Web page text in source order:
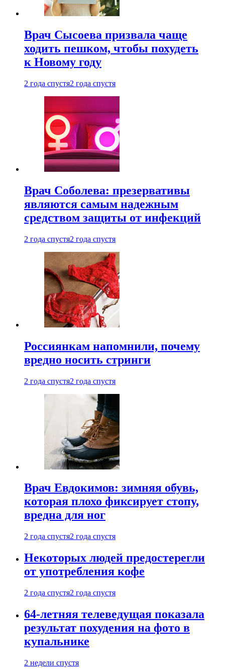
Врач Сысоева призвала чаще
ходить пешком, чтобы похудеть
к Новому году
2 года спустя2 года спустя
Врач Соболева: презервативы
являются самым надежным
средством защиты от инфекций
2 года спустя2 года спустя
Россиянкам напомнили, почему
вредно носить стринги
2 года спустя2 года спустя
Врач Евдокимов: зимняя обувь,
которая плохо фиксирует стопу,
вредна для ног
2 года спустя2 года спустя
Некоторых людей предостерегли
от употребления кофе
2 года спустя2 года спустя
64-летняя телеведущая показала
результат похудения на фото в
купальнике
2 недели спустя